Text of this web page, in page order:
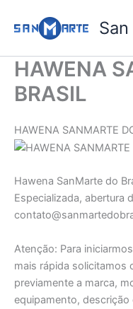
para
conteúdo
HAWENA
BRASIL​
HAWENA SANMARTE
Hawena SanMarte do
Especializada, abertura
Atenção: Para
mais rápida solicitamos
previamente a marca,
equipamento,